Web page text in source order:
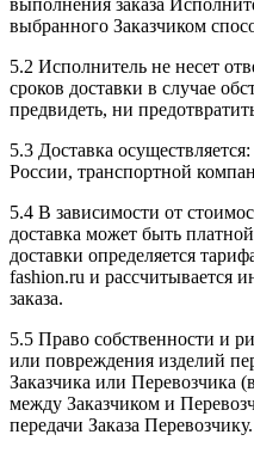
выбранного Заказчиком
5.2 Исполнитель не несет
сроков доставки в случае
предвидеть, ни
5.3 Доставка
России, транспортной
5.4 В зависимости от
доставка может быть
доставки определяется
fashion.ru и рассчитывается
заказа.
5.5 Право собственности и
или повреждения изделий
Заказчика или Перевозчика
между Заказчиком и
передачи Заказа Перевозчику.